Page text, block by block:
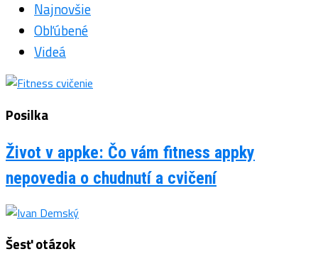
Najnovšie
Obľúbené
Videá
Posilka
Život v appke: Čo vám fitness appky
nepovedia o chudnutí a cvičení
Šesť otázok